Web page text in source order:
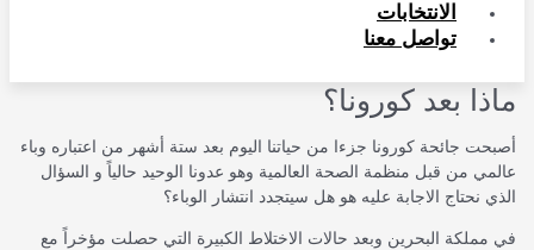
الانتخابات
تواصل معنا
ماذا بعد كورونا؟
أصبحت جائحة كورونا جزءا من حياتنا اليوم بعد ستة أشهر من اعتباره وباء
عالمي من قبل منظمة الصحة العالمية وهو عدونا الوحيد حالياً و السؤال
الذي نحتاج الاجابة عليه هو هل سيتجدد انتشار الوباء؟
في مملكة البحرين وبعد حالات الاختلاط الكبيرة التي حصلت مؤخراً مع